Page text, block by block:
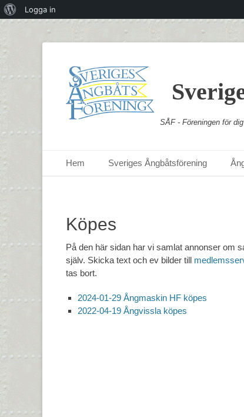
SÅF - Föreningen för
Primär meny
Hem Sveriges Ångbåtsförening
Köpes
På den här sidan har vi samlat annonser om
själv. Skicka text och ev bilder till
tas bort.
2024-01-29 Ångmaskin HF köpes
2022-04-19 Ångvissla köpes
OmLogga in